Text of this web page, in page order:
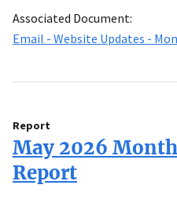
Associated Document:
Email - Website Updates -
Report
May 2026
Report